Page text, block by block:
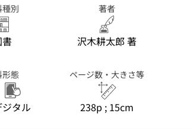
別 著者
沢木耕太郎 著
態
タル
ページ数・大きさ等
238p ; 15cm